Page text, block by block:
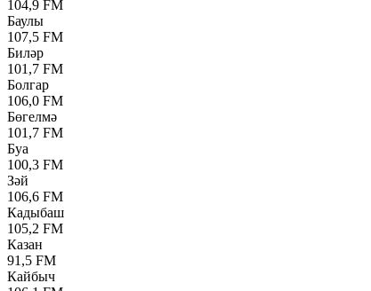
104,9 FM
Баулы
107,5 FM
Биләр
101,7 FM
Болгар
106,0 FM
Бөгелмә
101,7 FM
Буа
100,3 FM
Зәй
106,6 FM
Кадыбаш
105,2 FM
Казан
91,5 FM
Кайбыч